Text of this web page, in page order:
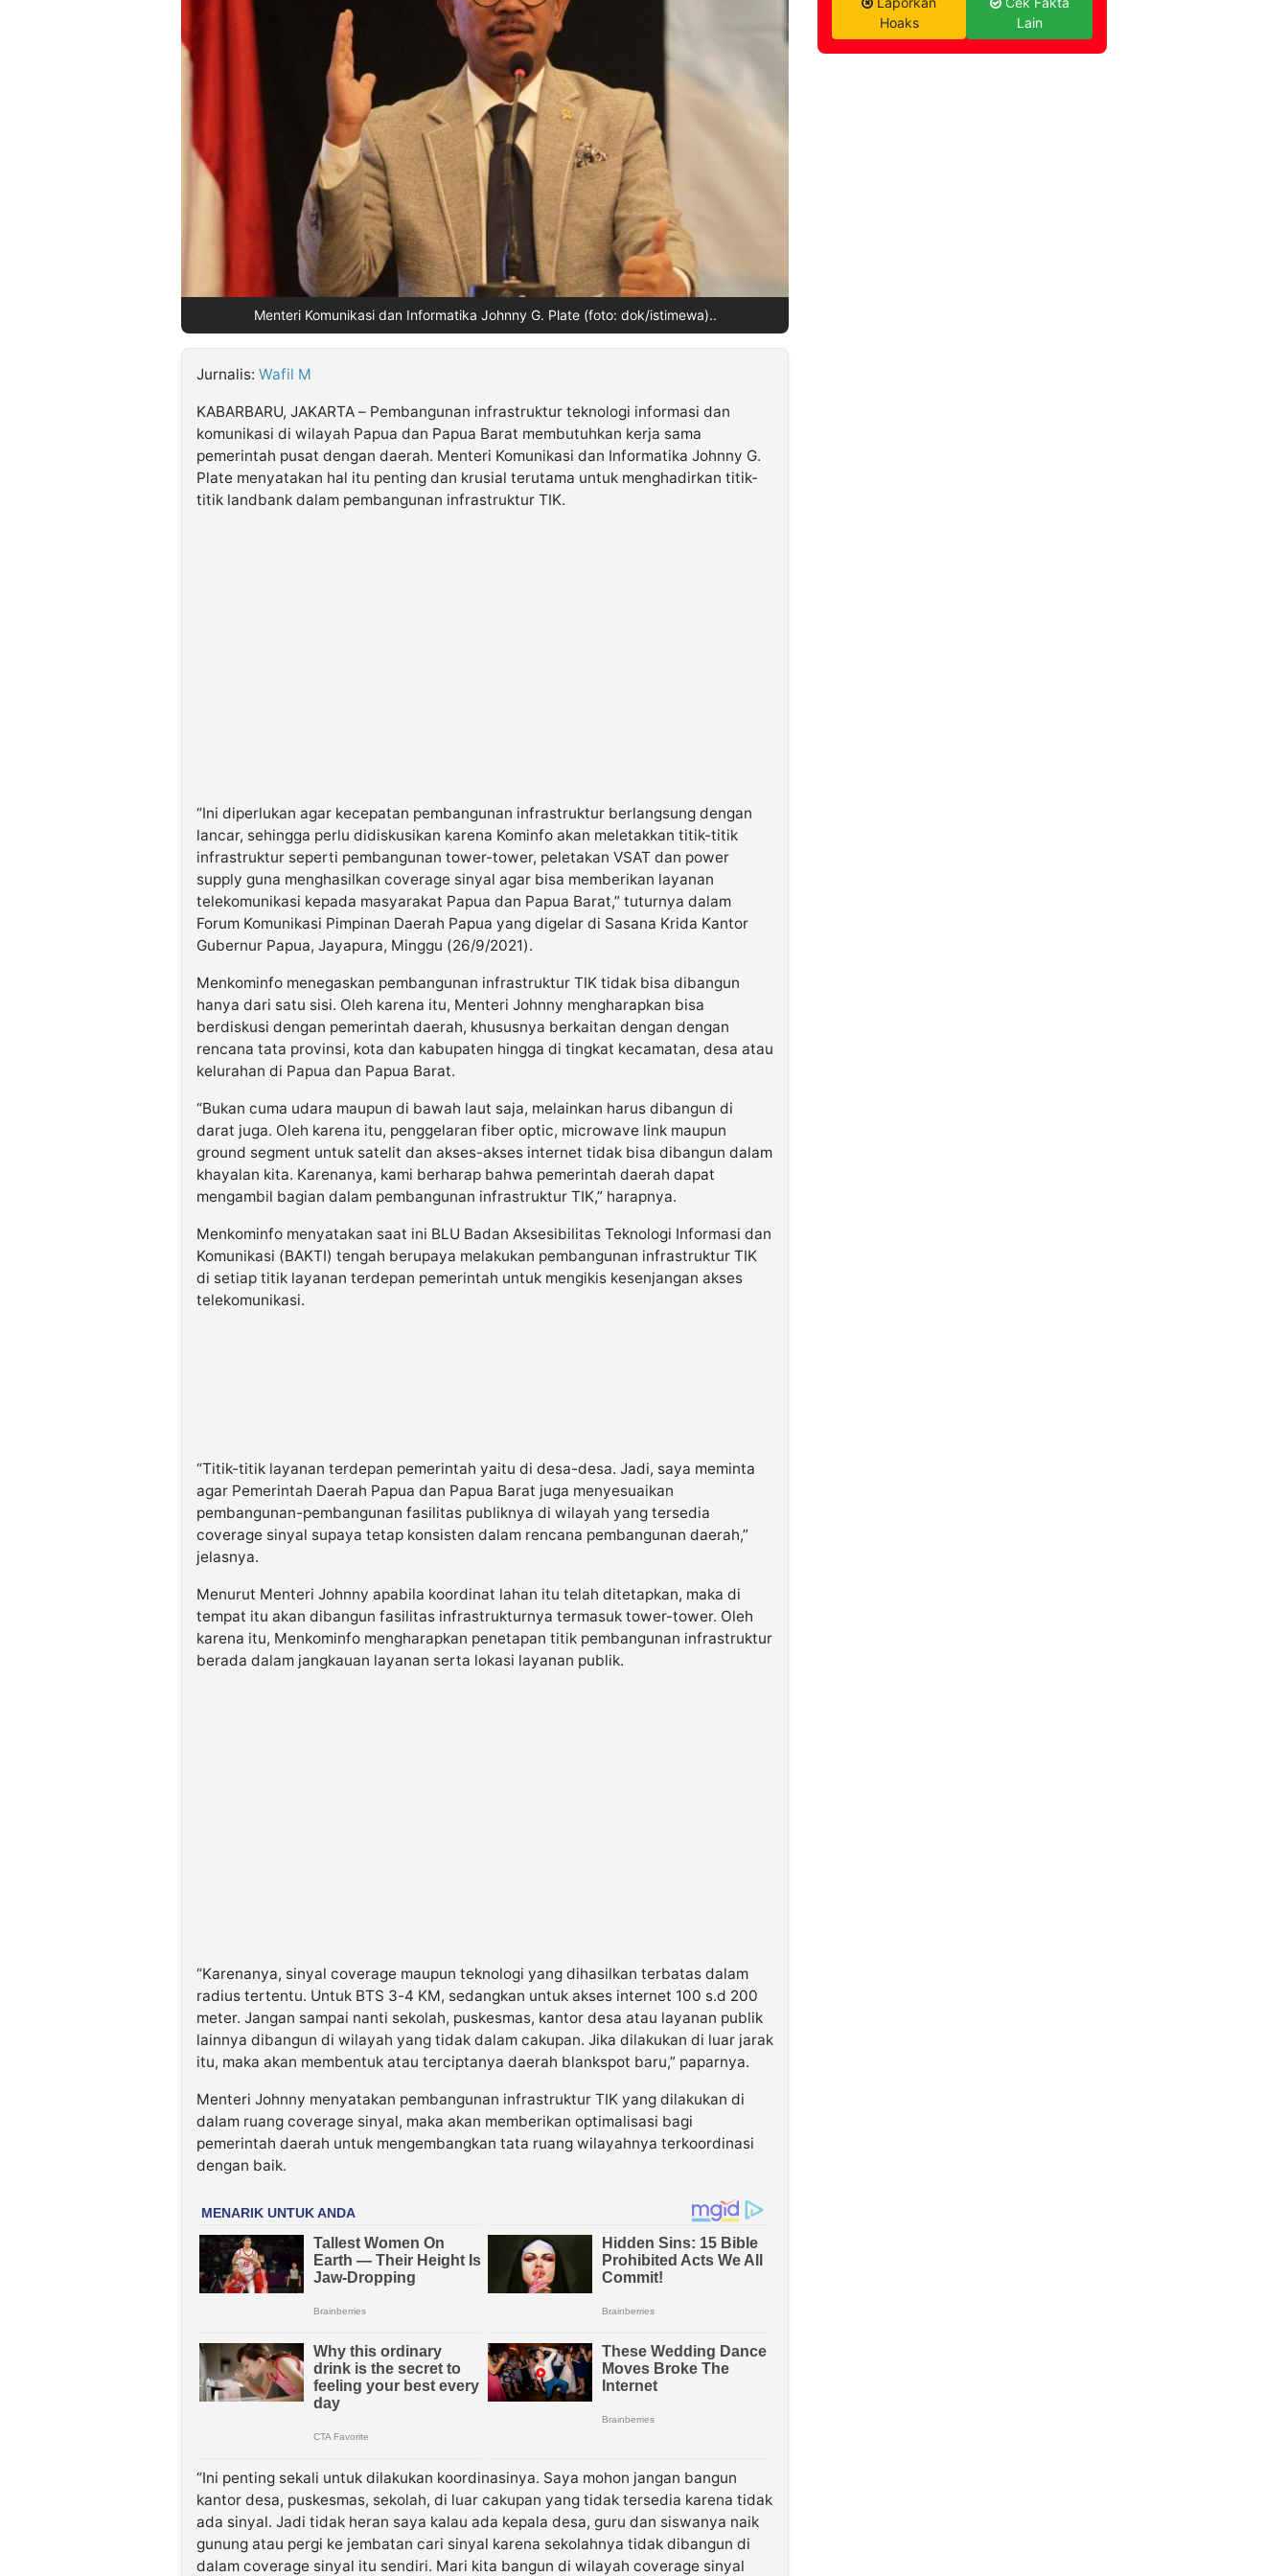
Menteri Komunikasi dan Informatika Johnny G. Plate (foto: dok/istimewa)..
Jurnalis: Wafil M
KABARBARU, JAKARTA – Pembangunan infrastruktur teknologi informasi dan
komunikasi di wilayah Papua dan Papua Barat membutuhkan kerja sama
pemerintah pusat dengan daerah. Menteri Komunikasi dan Informatika Johnny G.
Plate menyatakan hal itu penting dan krusial terutama untuk menghadirkan titik-
titik landbank dalam pembangunan infrastruktur TIK.
“Ini diperlukan agar kecepatan pembangunan infrastruktur berlangsung dengan
lancar, sehingga perlu didiskusikan karena Kominfo akan meletakkan titik-titik
infrastruktur seperti pembangunan tower-tower, peletakan VSAT dan power
supply guna menghasilkan coverage sinyal agar bisa memberikan layanan
telekomunikasi kepada masyarakat Papua dan Papua Barat,” tuturnya dalam
Forum Komunikasi Pimpinan Daerah Papua yang digelar di Sasana Krida Kantor
Gubernur Papua, Jayapura, Minggu (26/9/2021).
Menkominfo menegaskan pembangunan infrastruktur TIK tidak bisa dibangun
hanya dari satu sisi. Oleh karena itu, Menteri Johnny mengharapkan bisa
berdiskusi dengan pemerintah daerah, khususnya berkaitan dengan dengan
rencana tata provinsi, kota dan kabupaten hingga di tingkat kecamatan, desa atau
kelurahan di Papua dan Papua Barat.
“Bukan cuma udara maupun di bawah laut saja, melainkan harus dibangun di
darat juga. Oleh karena itu, penggelaran fiber optic, microwave link maupun
ground segment untuk satelit dan akses-akses internet tidak bisa dibangun dalam
khayalan kita. Karenanya, kami berharap bahwa pemerintah daerah dapat
mengambil bagian dalam pembangunan infrastruktur TIK,” harapnya.
Menkominfo menyatakan saat ini BLU Badan Aksesibilitas Teknologi Informasi dan
Komunikasi (BAKTI) tengah berupaya melakukan pembangunan infrastruktur TIK
di setiap titik layanan terdepan pemerintah untuk mengikis kesenjangan akses
telekomunikasi.
“Titik-titik layanan terdepan pemerintah yaitu di desa-desa. Jadi, saya meminta
agar Pemerintah Daerah Papua dan Papua Barat juga menyesuaikan
pembangunan-pembangunan fasilitas publiknya di wilayah yang tersedia
coverage sinyal supaya tetap konsisten dalam rencana pembangunan daerah,”
jelasnya.
Menurut Menteri Johnny apabila koordinat lahan itu telah ditetapkan, maka di
tempat itu akan dibangun fasilitas infrastrukturnya termasuk tower-tower. Oleh
karena itu, Menkominfo mengharapkan penetapan titik pembangunan infrastruktur
berada dalam jangkauan layanan serta lokasi layanan publik.
“Karenanya, sinyal coverage maupun teknologi yang dihasilkan terbatas dalam
radius tertentu. Untuk BTS 3-4 KM, sedangkan untuk akses internet 100 s.d 200
meter. Jangan sampai nanti sekolah, puskesmas, kantor desa atau layanan publik
lainnya dibangun di wilayah yang tidak dalam cakupan. Jika dilakukan di luar jarak
itu, maka akan membentuk atau terciptanya daerah blankspot baru,” paparnya.
Menteri Johnny menyatakan pembangunan infrastruktur TIK yang dilakukan di
dalam ruang coverage sinyal, maka akan memberikan optimalisasi bagi
pemerintah daerah untuk mengembangkan tata ruang wilayahnya terkoordinasi
dengan baik.
“Ini penting sekali untuk dilakukan koordinasinya. Saya mohon jangan bangun
kantor desa, puskesmas, sekolah, di luar cakupan yang tidak tersedia karena tidak
ada sinyal. Jadi tidak heran saya kalau ada kepala desa, guru dan siswanya naik
gunung atau pergi ke jembatan cari sinyal karena sekolahnya tidak dibangun di
dalam coverage sinyal itu sendiri. Mari kita bangun di wilayah coverage sinyal
Hoaks
Lain